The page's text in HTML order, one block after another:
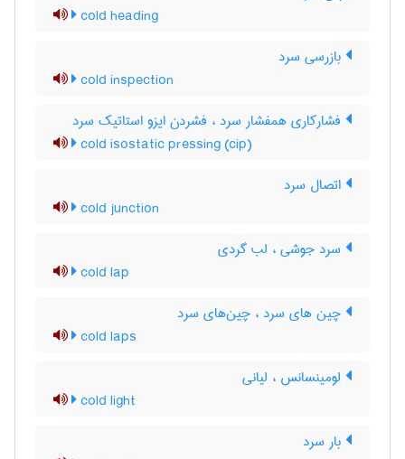
cold heading
بازرسی سرد
cold inspection
فشارکاری همفشار سرد ، فشردن ایزو استاتیک سرد
cold isostatic pressing (cip)
اتصال سرد
cold junction
سرد جوشی ، لب گردی
cold lap
چین های سرد ، چین‌های سرد
cold laps
لومینسانس ، لیانی
cold light
بار سرد